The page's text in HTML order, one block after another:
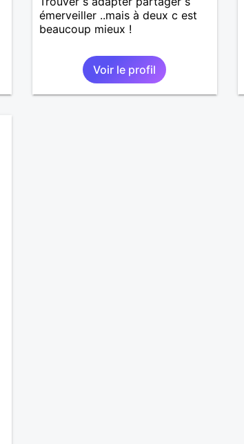
émerveiller ..mais à deux c est
beaucoup mieux !
Voir le profil